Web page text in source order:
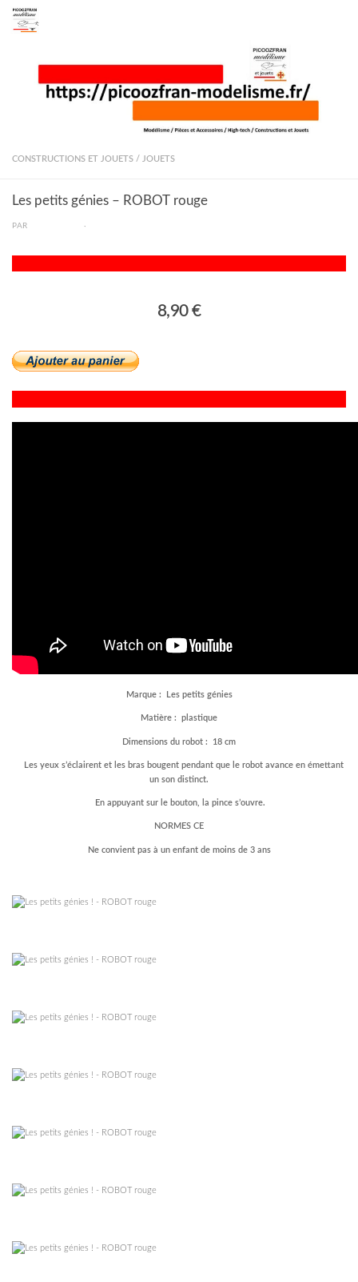
Skip to content
CONSTRUCTIONS ET JOUETS / JOUETS
Les petits génies – ROBOT rouge
PAR ·
8,90 €
Marque : Les petits génies
Matière : plastique
Dimensions du robot : 18 cm
Les yeux s’éclairent et les bras bougent pendant que le robot avance en émettant
un son distinct.
En appuyant sur le bouton, la pince s’ouvre.
NORMES CE
Ne convient pas à un enfant de moins de 3 ans